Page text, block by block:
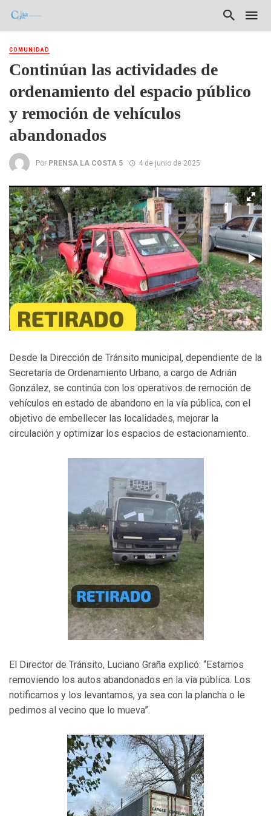
COMUNIDAD
Continúan las actividades de
ordenamiento del espacio público
y remoción de vehículos
abandonados
Por PRENSA LA COSTA 5 4 de junio de 2025
Desde la Dirección de Tránsito municipal, dependiente de la
Secretaría de Ordenamiento Urbano, a cargo de Adrián
González, se continúa con los operativos de remoción de
vehículos en estado de abandono en la vía pública, con el
objetivo de embellecer las localidades, mejorar la
circulación y optimizar los espacios de estacionamiento.
El Director de Tránsito, Luciano Graña explicó: “Estamos
removiendo los autos abandonados en la vía pública. Los
notificamos y los levantamos, ya sea con la plancha o le
pedimos al vecino que lo mueva”.